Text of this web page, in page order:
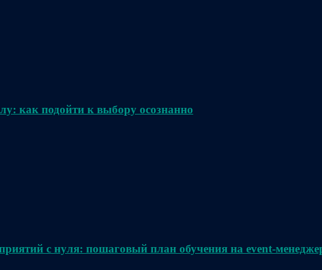
как подойти к выбору осознанно
с нуля: пошаговый план обучения на event-